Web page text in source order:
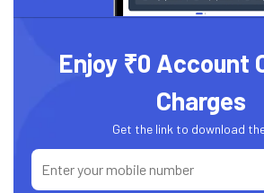
Enjoy ₹0 Account
Charges
Get the link to download